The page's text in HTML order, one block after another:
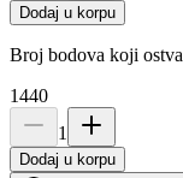
Dodaj u korpu
Broj bodova koji
1440
1
Dodaj u korpu